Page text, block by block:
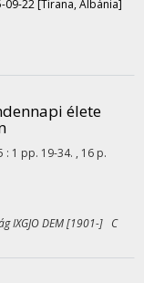
22 [Tirana, Albánia]
élete
: 1 pp. 19-34. , 16 p.
IXGJO DEM [1901-] C